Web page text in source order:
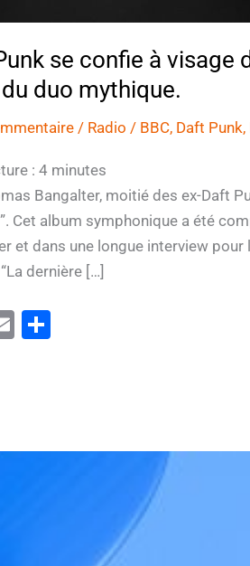
se confie à
duo mythique.
/ Radio / BBC, Daft Punk,
: 4 minutes
Bangalter, moitié des ex-Daft
Cet album symphonique a été
et dans une longue interview
dernière […]
E